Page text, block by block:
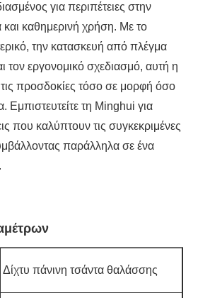
για περιπέτειες στην
και καθημερινή χρήση. Με το
την κατασκευή από πλέγμα
τον εργονομικό σχεδιασμό, αυτή η
προσδοκίες τόσο σε μορφή όσο
Εμπιστευτείτε τη Minghui για
που καλύπτουν τις συγκεκριμένες
παράλληλα σε ένα
Δίχτυ πάνινη τσάντα θαλάσσης